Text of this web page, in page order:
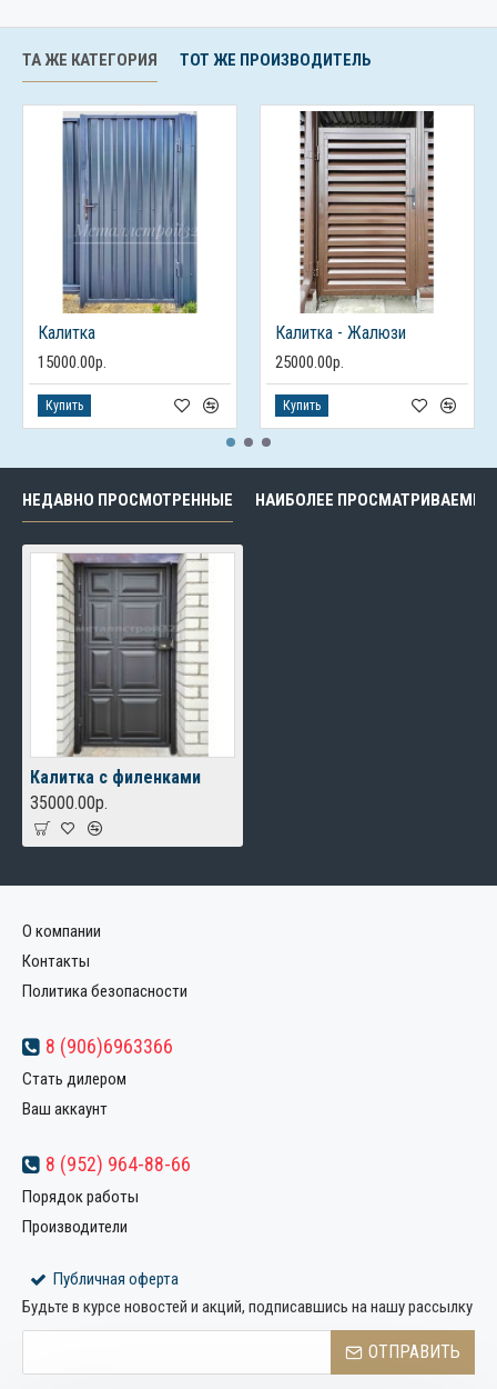
ТА ЖЕ КАТЕГОРИЯ ТОТ ЖЕ ПРОИЗВОДИТЕЛЬ
Калитка
15000.00р.
Купить
Калитка - Жалюзи
25000.00р.
Купить
НЕДАВНО ПРОСМОТРЕННЫЕ НАИБОЛЕЕ ПРОСМАТРИВАЕМЫЕ
Калитка с филенками
35000.00р.
О компании
Контакты
Политика безопасности
8 (906)6963366
Стать дилером
Ваш аккаунт
8 (952) 964-88-66
Порядок работы
Производители
Публичная оферта
Будьте в курсе новостей и акций, подписавшись на нашу рассылку
ОТПРАВИТЬ